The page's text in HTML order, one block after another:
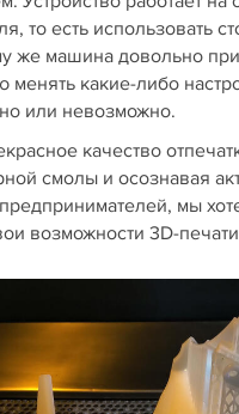
то есть использовать
же машина довольно
менять какие-либо
или невозможно.
качество
смолы и осознавая
мы
возможности